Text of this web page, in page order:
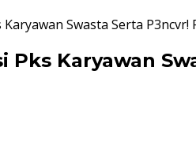
Swasta Serta
Karyawan